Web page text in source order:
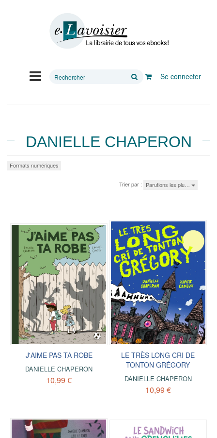
Rechercher
Se connecter
DANIELLE CHAPERON
Formats numériques
Trier par : Parutions les plu…
J'AIME PAS TA ROBE
DANIELLE CHAPERON
10,99 €
LE TRÈS LONG CRI DE
TONTON GRÉGORY
DANIELLE CHAPERON
10,99 €